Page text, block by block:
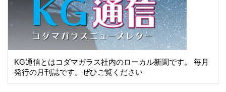
KG通信とはコダマガラス社内のローカル新聞です。 毎月
発行の月刊誌です。ぜひご覧ください